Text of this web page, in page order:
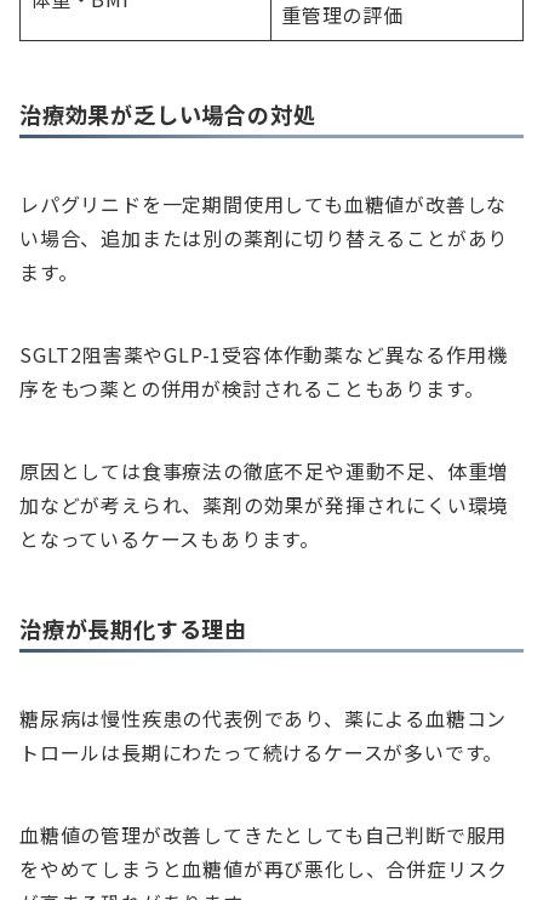
重管理の評価
治療効果が乏しい場合の対処
レパグリニドを一定期間使用しても血糖値が改善しな
い場合、追加または別の薬剤に切り替えることがあり
ます。
SGLT2阻害薬やGLP-1受容体作動薬など異なる作用機
序をもつ薬との併用が検討されることもあります。
原因としては食事療法の徹底不足や運動不足、体重増
加などが考えられ、薬剤の効果が発揮されにくい環境
となっているケースもあります。
治療が長期化する理由
糖尿病は慢性疾患の代表例であり、薬による血糖コン
トロールは長期にわたって続けるケースが多いです。
血糖値の管理が改善してきたとしても自己判断で服用
をやめてしまうと血糖値が再び悪化し、合併症リスク